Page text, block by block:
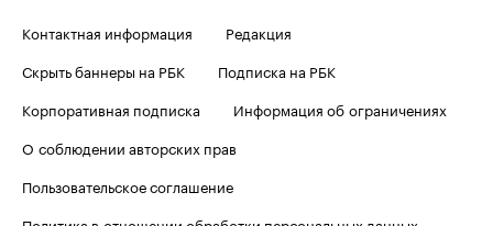
Контактная информация
Редакция
Скрыть баннеры на РБК
Подписка на РБК
Корпоративная подписка
Информация об ограничениях
О соблюдении авторских прав
Пользовательское соглашение